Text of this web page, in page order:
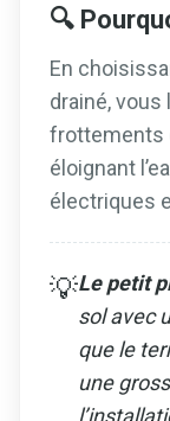
🔍
En
drainé,
frottements
éloignant
électriques
💡Le petit
sol avec
que le
une